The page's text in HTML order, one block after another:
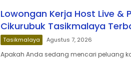
Lowongan Kerja Host Live &
Cikurubuk Tasikmalaya
Tasikmalaya Agustus 7, 2026
Apakah Anda sedang mencari peluang